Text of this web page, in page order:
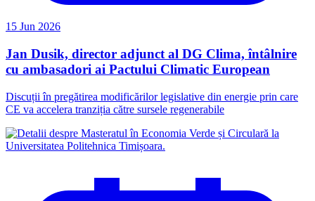
15 Jun 2026
Jan Dusik, director adjunct al DG Clima, întâlnire
cu ambasadori ai Pactului Climatic European
Discuții în pregătirea modificărilor legislative din energie prin care
CE va accelera tranziția către sursele regenerabile